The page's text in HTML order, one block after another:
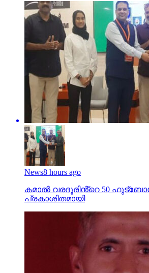
News8 hours ago
കമാൽ വരദൂരിൻ്റെ 50
പ്രകാശിതമായി